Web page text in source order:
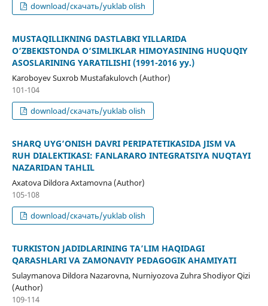
download/скачать/yuklab olish
MUSTAQILLIKNING DASTLABKI YILLARIDA
O‘ZBEKISTONDA O‘SIMLIKLAR HIMOYASINING HUQUQIY
ASOSLARINING YARATILISHI (1991-2016 yy.)
Karoboyev Suxrob Mustafakulovch (Author)
101-104
download/скачать/yuklab olish
SHARQ UYG‘ONISH DAVRI PERIPATETIKASIDA JISM VA
RUH DIALEKTIKASI: FANLARARO INTEGRATSIYA NUQTAYI
NAZARIDAN TAHLIL
Axatova Dildora Axtamovna (Author)
105-108
download/скачать/yuklab olish
TURKISTON JADIDLARINING TA’LIM HAQIDAGI
QARASHLARI VA ZAMONAVIY PEDAGOGIK AHAMIYATI
Sulaymanova Dildora Nazarovna, Nurniyozova Zuhra Shodiyor Qizi
(Author)
109-114